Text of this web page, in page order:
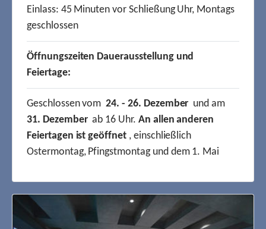
Einlass: 45 Minuten vor Schließung Uhr, Montags
geschlossen
Öffnungszeiten Dauerausstellung und
Feiertage:
Geschlossen vom24. - 26. Dezember und am
31. Dezemberab 16 Uhr. An allen anderen
Feiertagen ist geöffnet, einschließlich
Ostermontag, Pfingstmontag und dem 1. Mai